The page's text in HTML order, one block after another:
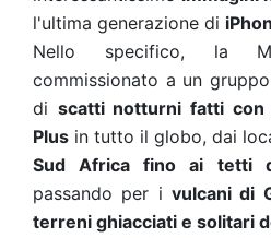
l'ultima generazione di
Nello specifico, la
commissionato a un
di scatti notturni fatti con
Plus in tutto il globo, dai
Sud Africa fino ai tetti
passando per i vulcani di
terreni ghiacciati e solitari